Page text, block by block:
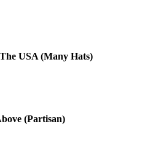
USA (Many Hats)
(Partisan)